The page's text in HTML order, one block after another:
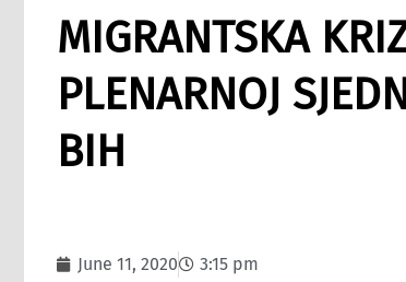
MIGRANTSKA
PLENARNOJ
BIH
June 11, 2020 3:15 pm